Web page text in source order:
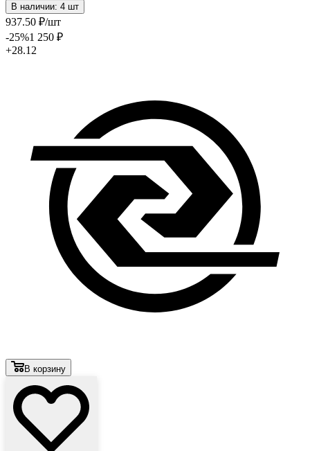
В наличии: 4 шт
937.50 ₽/шт
-25%1 250 ₽
+28.12
В корзину